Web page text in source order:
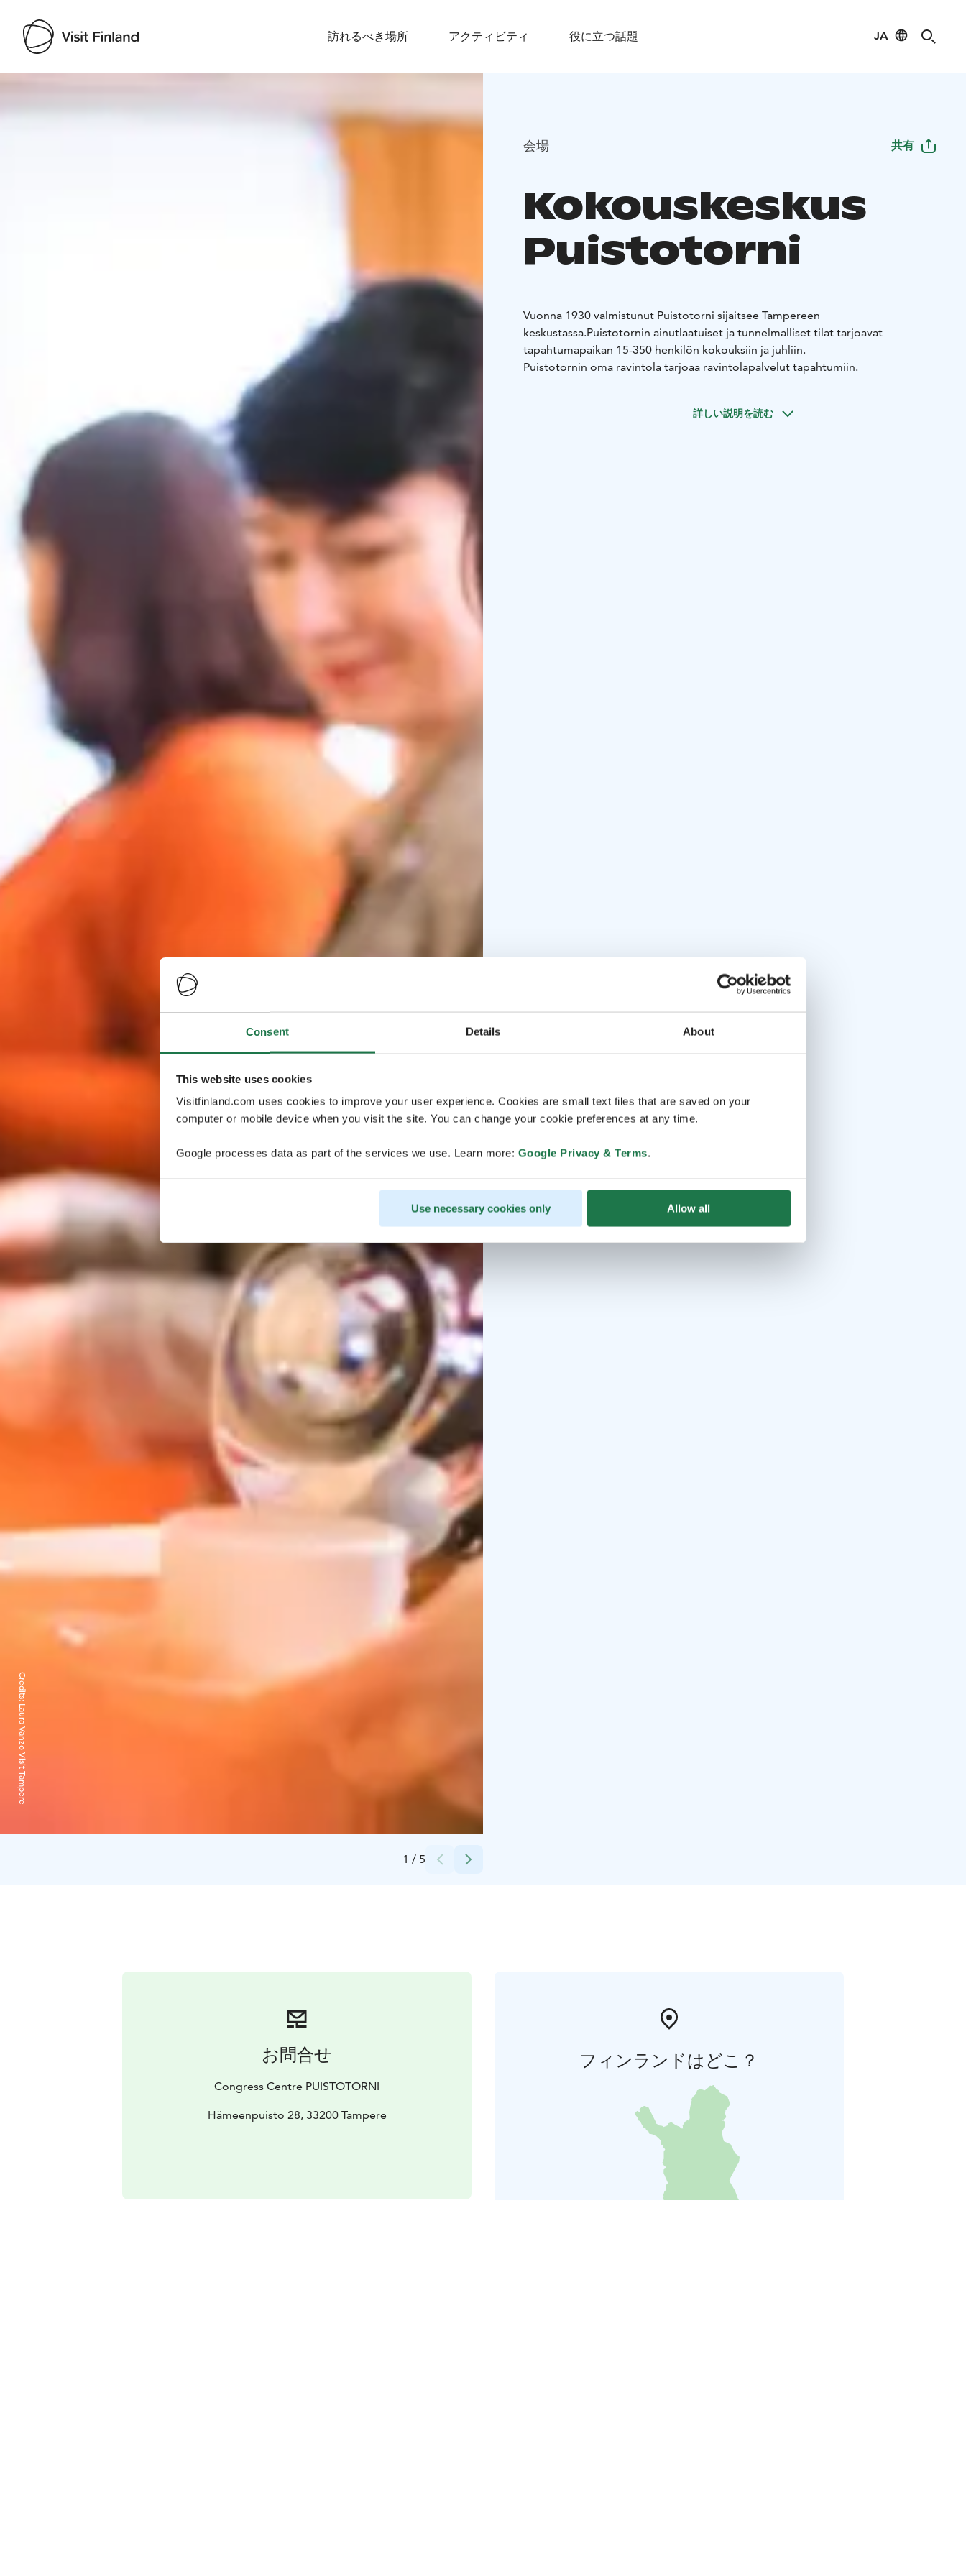
Consent Details About
This website uses cookies
Visitfinland.com uses cookies to improve your user experience. Cookies are small text files that are saved on your
computer or mobile device when you visit the site. You can change your cookie preferences at any time.
Google processes data as part of the services we use. Learn more: Google Privacy & Terms.
Use necessary cookies only Allow all
訪れるべき場所 アクティビティ 役に立つ話題 JA
Visit Finland
1 / 5
Credits:
Laura Vanzo Visit Tampere
会場 共有
Kokouskeskus
Puistotorni
Vuonna 1930 valmistunut Puistotorni sijaitsee Tampereen
keskustassa.Puistotornin ainutlaatuiset ja tunnelmalliset tilat tarjoavat
tapahtumapaikan 15-350 henkilön kokouksiin ja juhliin.
Puistotornin oma ravintola tarjoaa ravintolapalvelut tapahtumiin.
詳しい説明を読む
お問合せ
Congress Centre PUISTOTORNI
Hämeenpuisto 28, 33200 Tampere
フィンランドはどこ？